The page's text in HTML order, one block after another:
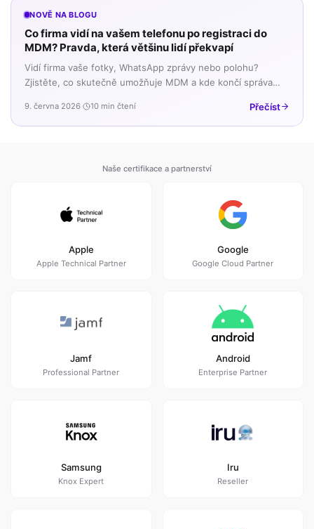
NOVĚ NA BLOGU
Co firma vidí na vašem telefonu po registraci do
MDM? Pravda, která většinu lidí překvapí
Vidí firma vaše fotky, WhatsApp zprávy nebo polohu?
Zjistěte, co skutečně umožňuje MDM a kde končí správa
9. června 2026· 10 min čtení Přečíst
Naše certifikace a partnerství
Apple
Apple Technical Partner
Google
Google Cloud Partner
Jamf
Professional Partner
Android
Enterprise Partner
Samsung
Knox Expert
Iru
Reseller